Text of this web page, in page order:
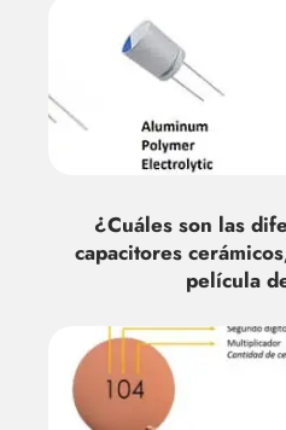
¿Cuáles son las
capacitores
película